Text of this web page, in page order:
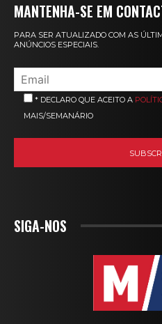
MANTENHA-SE EM
PARA SER ATUALIZADO COM AS
ANÚNCIOS ESPECIAIS.
* DECLARO QUE ACEITO A
MAIS/SEMANÁRIO
SIGA-NOS